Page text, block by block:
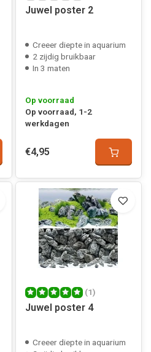
Juwel poster 2
Creeer diepte in aquarium
2 zijdig bruikbaar
In 3 maten
Op voorraad
Op voorraad, 1-2
werkdagen
€4,95
(1)
Juwel poster 4
Creeer diepte in aquarium